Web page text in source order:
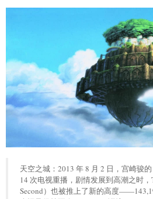
天空之城：2013 年 8 月 2 日，宫崎骏
14 次电视重播，剧情发展到高潮之时，
Second）也被推上了新的高度